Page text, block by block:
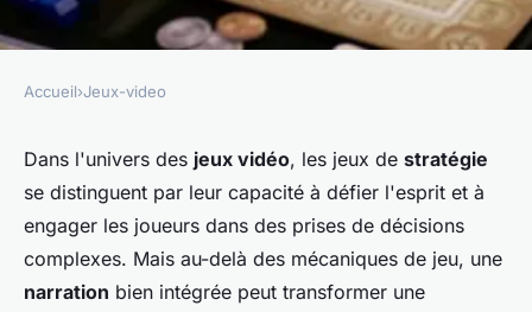
Comment un jeu de stratégie
peut-il intégrer des éléments
de narration pour enrichir
l'expérience de jeu?
Accueil›Jeux-video
Dans l'univers des jeux vidéo, les jeux de stratégie
se distinguent par leur capacité à défier l'esprit et à
engager les joueurs dans des prises de décisions
complexes. Mais au-delà des mécaniques de jeu, une
narration bien intégrée peut transformer une